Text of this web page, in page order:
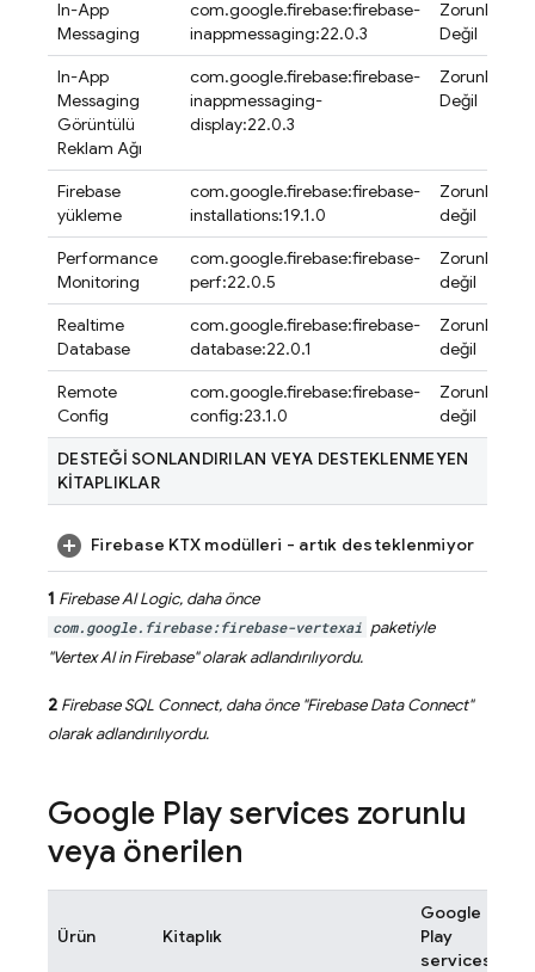
In-App
Messaging
com.google.firebase:firebase-
inappmessaging:22.0.3
Zorunlu
Değil
In-App
Messaging
Görüntülü
Reklam Ağı
com.google.firebase:firebase-
inappmessaging-
display:22.0.3
Zorunlu
Değil
Firebase
yükleme
com.google.firebase:firebase-
installations:19.1.0
Zorunlu
değil
Performance
Monitoring
com.google.firebase:firebase-
perf:22.0.5
Zorunlu
değil
Realtime
Database
com.google.firebase:firebase-
database:22.0.1
Zorunlu
değil
Remote
Config
com.google.firebase:firebase-
config:23.1.0
Zorunlu
değil
DESTEĞİ SONLANDIRILAN VEYA DESTEKLENMEYEN
KİTAPLIKLAR
Firebase KTX modülleri - artık desteklenmiyor
1 Firebase AI Logic, daha önce
com.google.firebase:firebase-vertexai paketiyle
"Vertex AI in Firebase" olarak adlandırılıyordu.
2 Firebase SQL Connect, daha önce "Firebase Data Connect"
olarak adlandırılıyordu.
Google Playservices zorunlu
veya önerilen
Ürün Kitaplık
Google
Play
services